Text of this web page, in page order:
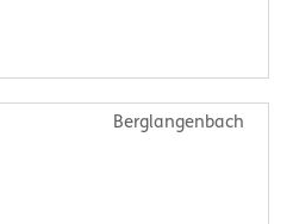
Berglangenbach